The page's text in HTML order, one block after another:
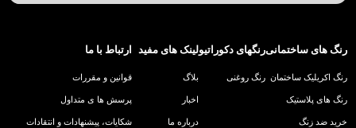
رنگ های ساختمانی
رنگ اکریلیک ساختمان
رنگ های پلاستیک
خرید ضد زنگ
رنگهای دکوراتیو
رنگ روغنی
لینک های مفید
بلاگ
اخبار
درباره ما
ارتباط با ما
قوانین و مقررات
پرسش ها ی متداول
شکایات، پیشنهادات و انتقادات